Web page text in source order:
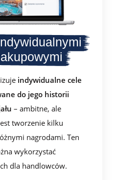
indywidualne cele
do jego historii
– ambitne, ale
tworzenie kilku
nagrodami. Ten
wykorzystać
dla handlowców.